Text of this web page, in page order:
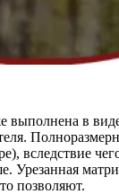
в
вследствие
Урезанная
позволяют.